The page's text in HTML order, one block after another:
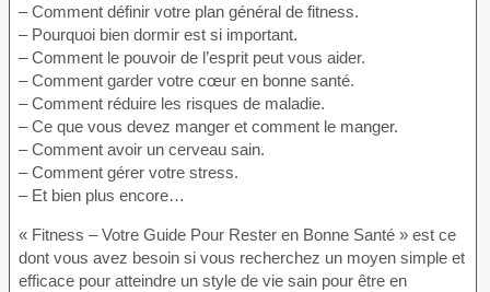
– Comment définir votre plan général de fitness.
– Pourquoi bien dormir est si important.
– Comment le pouvoir de l’esprit peut vous aider.
– Comment garder votre cœur en bonne santé.
– Comment réduire les risques de maladie.
– Ce que vous devez manger et comment le manger.
– Comment avoir un cerveau sain.
– Comment gérer votre stress.
– Et bien plus encore…
« Fitness – Votre Guide Pour Rester en Bonne Santé » est ce
dont vous avez besoin si vous recherchez un moyen simple et
efficace pour atteindre un style de vie sain pour être en